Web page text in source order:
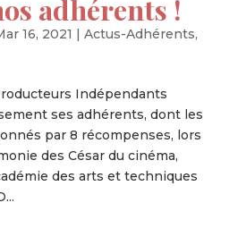
adhérents !
16, 2021 | Actus-Adhérents,
Indépendants
ses adhérents, dont les
par 8 récompenses, lors
des César du cinéma,
des arts et techniques